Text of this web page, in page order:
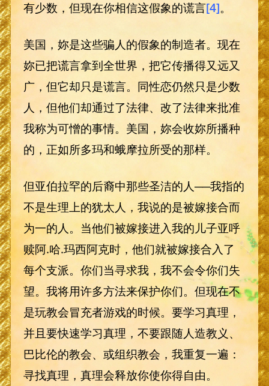
有少数，但现在你相信这假象的谎言[4]。
美国，妳是这些骗人的假象的制造者。现在
妳已把谎言拿到全世界，把它传播得又远又
广，但它却只是谎言。同性恋仍然只是少数
人，但他们却通过了法律、改了法律来批准
我称为可憎的事情。美国，妳会收妳所播种
的，正如所多玛和蛾摩拉所受的那样。
但亚伯拉罕的后裔中那些圣洁的人──我指的
不是生理上的犹太人，我说的是被嫁接合而
为一的人。当他们被嫁接进入我的儿子亚呼
赎阿.哈.玛西阿克时，他们就被嫁接合入了
每个支派。你们当寻求我，我不会令你们失
望。我将用许多方法来保护你们。但现在不
是玩教会冒充者游戏的时候。要学习真理，
并且要快速学习真理，不要跟随人造教义、
巴比伦的教会、或组织教会，我重复一遍：
寻找真理，真理会释放你使你得自由。